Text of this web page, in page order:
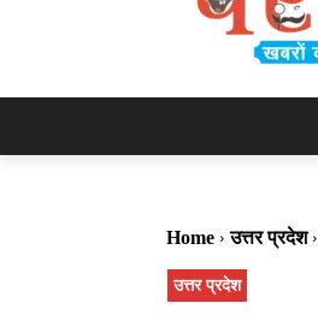
Home उत्तर प्रदेश
उत्तर प्रदेश